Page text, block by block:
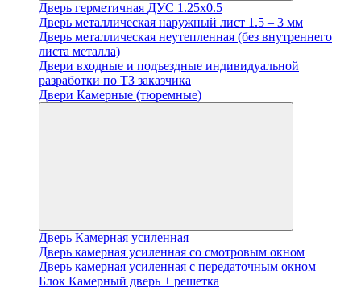
Дверь герметичная ДУС 1.25х0.5
Дверь металлическая наружный лист 1.5 – 3 мм
Дверь металлическая неутепленная (без внутреннего
листа металла)
Двери входные и подъездные индивидуальной
разработки по ТЗ заказчика
Двери Камерные (тюремные)
Дверь Камерная усиленная
Дверь камерная усиленная со смотровым окном
Дверь камерная усиленная с передаточным окном
Блок Камерный дверь + решетка